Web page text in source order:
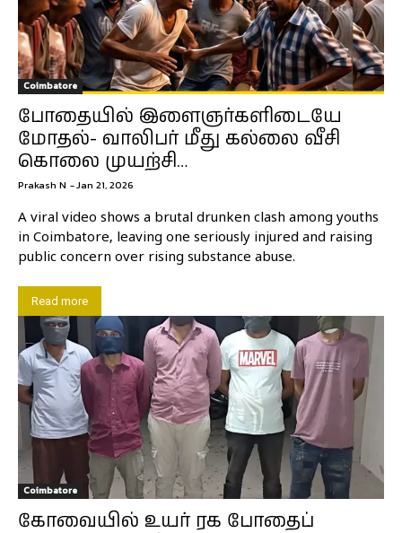
Coimbatore
போதையில் இளைஞர்களிடையே
மோதல்- வாலிபர் மீது கல்லை வீசி
கொலை முயற்சி…
Prakash N -Jan 21, 2026
A viral video shows a brutal drunken clash among youths
in Coimbatore, leaving one seriously injured and raising
public concern over rising substance abuse.
Read more
Coimbatore
கோவையில் உயர் ரக போதைப்